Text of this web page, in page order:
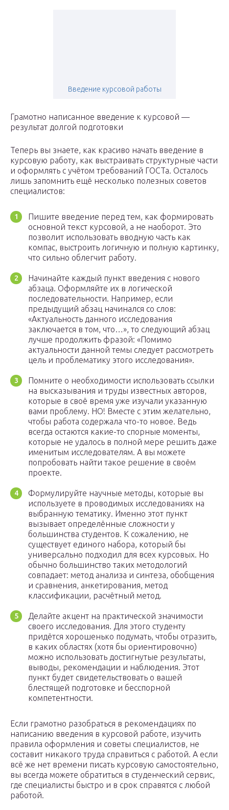
Введение курсовой работы
Грамотно написанное введение к курсовой —
результат долгой подготовки
Теперь вы знаете, как красиво начать введение в
курсовую работу, как выстраивать структурные части
и оформлять с учётом требований ГОСТа. Осталось
лишь запомнить ещё несколько полезных советов
специалистов:
Пишите введение перед тем, как формировать
основной текст курсовой, а не наоборот. Это
позволит использовать вводную часть как
компас, выстроить логичную и полную картинку,
что сильно облегчит работу.
Начинайте каждый пункт введения с нового
абзаца. Оформляйте их в логической
последовательности. Например, если
предыдущий абзац начинался со слов:
«Актуальность данного исследования
заключается в том, что…», то следующий абзац
лучше продолжить фразой: «Помимо
актуальности данной темы следует рассмотреть
цель и проблематику этого исследования».
Помните о необходимости использовать ссылки
на высказывания и труды известных авторов,
которые в своё время уже изучали указанную
вами проблему. НО! Вместе с этим желательно,
чтобы работа содержала что-то новое. Ведь
всегда остаются какие-то спорные моменты,
которые не удалось в полной мере решить даже
именитым исследователям. А вы можете
попробовать найти такое решение в своём
проекте.
Формулируйте научные методы, которые вы
используете в проводимых исследованиях на
выбранную тематику. Именно этот пункт
вызывает определённые сложности у
большинства студентов. К сожалению, не
существует единого набора, который бы
универсально подходил для всех курсовых. Но
обычно большинство таких методологий
совпадает: метод анализа и синтеза, обобщения
и сравнения, анкетирования, метод
классификации, расчётный метод.
Делайте акцент на практической значимости
своего исследования. Для этого студенту
придётся хорошенько подумать, чтобы отразить,
в каких областях (хотя бы ориентировочно)
можно использовать достигнутые результаты,
выводы, рекомендации и наблюдения. Этот
пункт будет свидетельствовать о вашей
блестящей подготовке и бесспорной
компетентности.
Если грамотно разобраться в рекомендациях по
написанию введения в курсовой работе, изучить
правила оформления и советы специалистов, не
составит никакого труда справиться с работой. А если
всё же нет времени писать курсовую самостоятельно,
вы всегда можете обратиться в студенческий сервис,
где специалисты быстро и в срок справятся с любой
работой.